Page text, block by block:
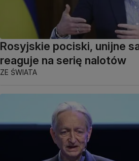
Rosyjskie pociski, unijne
reaguje na serię nalotów
ZE ŚWIATA